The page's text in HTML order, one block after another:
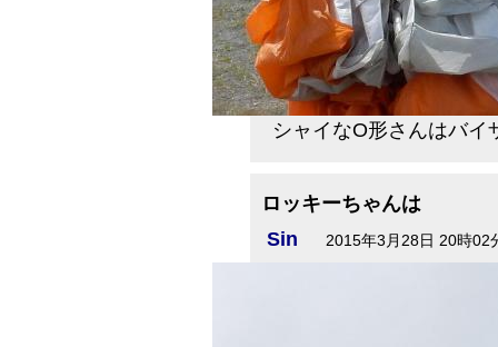
シャイなO形さんはバイ
ロッキーちゃんは
Sin
2015年3月28日 20時02